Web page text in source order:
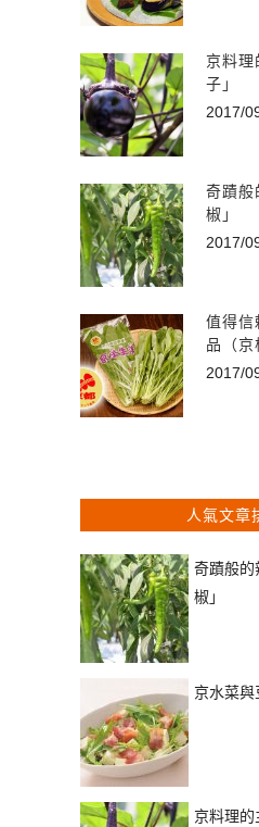
京料理
子」
2017/
奇蹟般
椒」
2017/
值得信
品（京
2017/
人氣文章
奇蹟般的
椒」
京水菜
京料理的